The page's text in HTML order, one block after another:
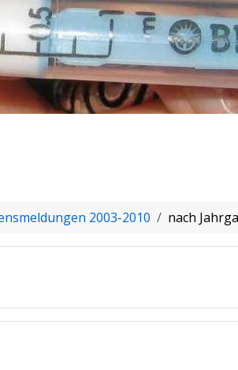
2003-2010 nach